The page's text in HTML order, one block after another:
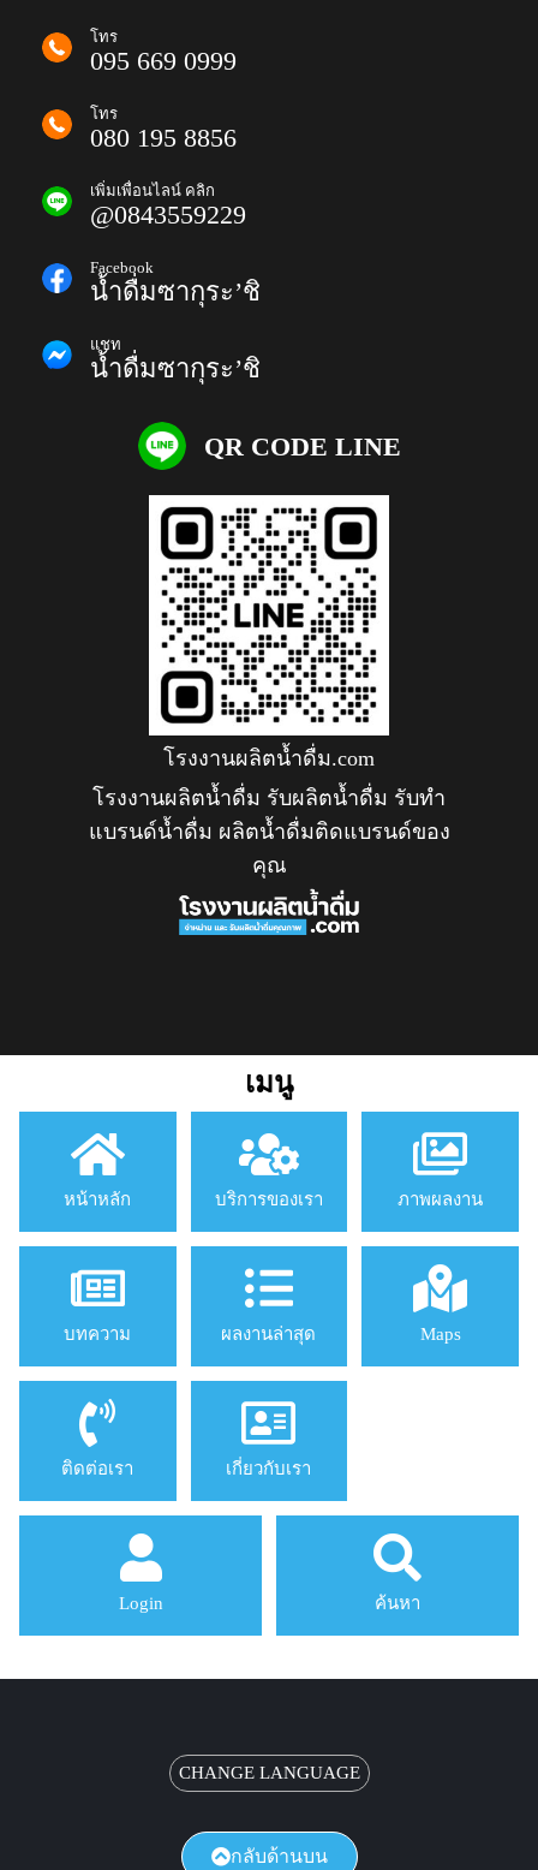
โทร
095 669 0999
โทร
080 195 8856
เพิ่มเพื่อนไลน์ คลิก
@0843559229
Facebook
น้ำดื่มซากุระ’ชิ
แชท
น้ำดื่มซากุระ’ชิ
QR CODE LINE
โรงงานผลิตน้ำดื่ม.com
โรงงานผลิตน้ำดื่ม รับผลิตน้ำดื่ม รับทำ
แบรนด์น้ำดื่ม ผลิตน้ำดื่มติดแบรนด์ของ
คุณ
เมนู
หน้าหลัก บริการของเรา ภาพผลงาน
บทความ ผลงานล่าสุด Maps
ติดต่อเรา เกี่ยวกับเรา
Login ค้นหา
CHANGE LANGUAGE
กลับด้านบน